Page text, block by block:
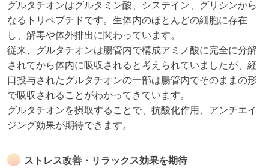
グルタチオンはグルタミン酸、システイン、グリシンから
なるトリペプチドです。生体内のほとんどの細胞に存在
し、解毒や体外排出に関わっています。
従来、グルタチオンは腸管内で構成アミノ酸に完全に分解
されてから体内に吸収されると考えられていましたが、経
口投与されたグルタチオンの一部は腸管内でそのままの形
で吸収されることがわかってきています。
グルタチオンを摂取することで、抗酸化作用、アンチエイ
ジング効果が期待できます。
ストレス改善・リラックス効果を期待